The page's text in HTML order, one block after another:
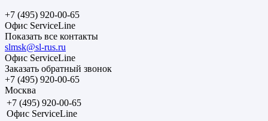
+7 (495) 920-00-65
Офис ServiceLine
Показать все контакты
slmsk@sl-rus.ru
Офис ServiceLine
Заказать обратный звонок
+7 (495) 920-00-65
Москва
+7 (495) 920-00-65
Офис ServiceLine